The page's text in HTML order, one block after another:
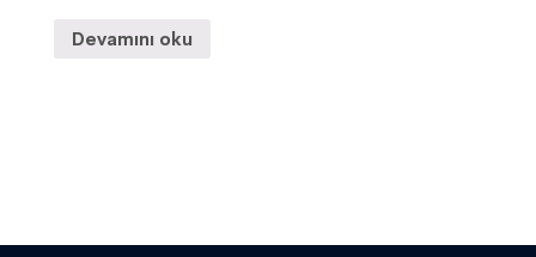
Devamını oku